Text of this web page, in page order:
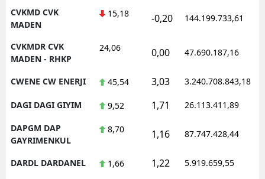
CVKMD CVK
MADEN
15,18 -0,20 144.199.733,61
CVKMDR CVK
MADEN - RHKP
24,06 0,00 47.690.187,16
CWENE CW ENERJI 45,54 3,03 3.240.708.843,18
DAGI DAGI GIYIM 9,52 1,71 26.113.411,89
DAPGM DAP
GAYRIMENKUL
8,70 1,16 87.747.428,44
DARDL DARDANEL 1,66 1,22 5.919.659,55